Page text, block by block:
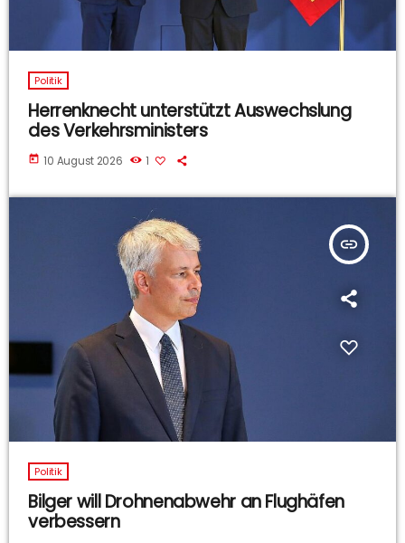
Politik
Herrenknecht unterstützt Auswechslung
des Verkehrsministers
today 10 August 2026 1
insert_link
Politik
Bilger will Drohnenabwehr an Flughäfen
verbessern